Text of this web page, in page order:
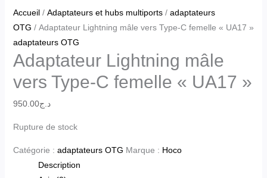
Accueil/ Adaptateurs et hubs multiports/ adaptateurs
OTG / Adaptateur Lightning mâle vers Type-C femelle « UA17 »
adaptateurs OTG
Adaptateur Lightning mâle
vers Type-C femelle « UA17 »
د.ج950.00
Rupture de stock
Catégorie : adaptateurs OTG Marque : Hoco
Description